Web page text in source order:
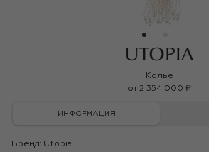
Utopia
Колье
от 2 354 000 ₽
ИНФОРМАЦИЯ
Бренд: Utopia